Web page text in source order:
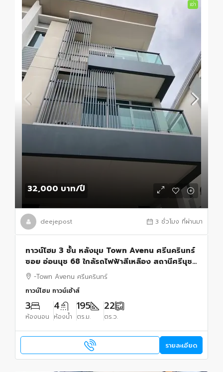
เช่า
32,000 บาท/ปี
deejepost 3 ชั่วโมง ที่ผ่านมา
ทาวน์โฮม 3 ชั้น หลังมุม Town Avenu ศรีนครินทร์
ซอย อ่อนนุช 68 ใกล้รถไฟฟ้าสีเหลือง สถานีศรีนุช
700 เมตร
-Town Avenu ศรีนครินทร์
ทาวน์โฮม ทาวน์เฮ้าส์
3
ห้องนอน
4
ห้องน้ำ
195
ตร.ม.
22
ตร.ว.
รายละเอียด